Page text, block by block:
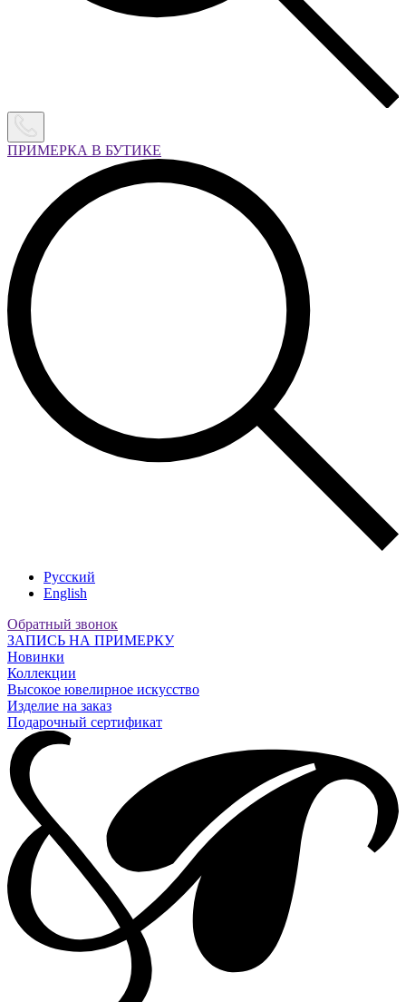
ПРИМЕРКА В БУТИКЕ
Русский
English
Обратный звонок
ЗАПИСЬ НА ПРИМЕРКУ
Новинки
Коллекции
Высокое ювелирное искусство
Изделие на заказ
Подарочный сертификат